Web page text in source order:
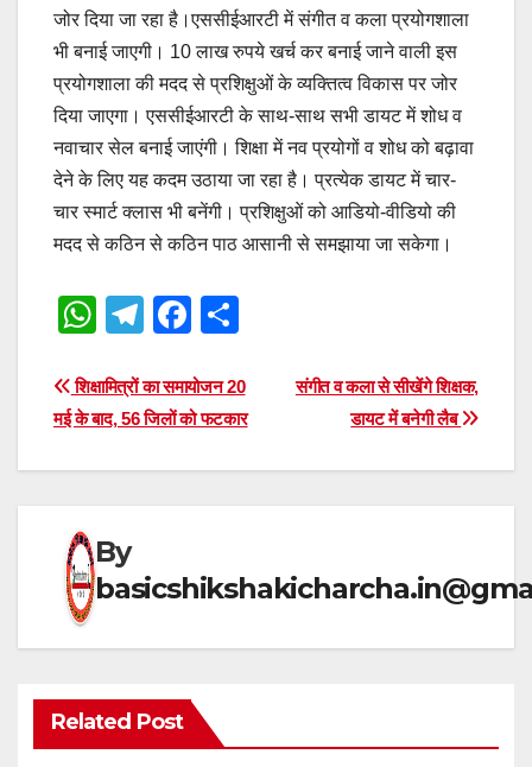
जोर दिया जा रहा है।एससीईआरटी में संगीत व कला प्रयोगशाला
भी बनाई जाएगी। 10 लाख रुपये खर्च कर बनाई जाने वाली इस
प्रयोगशाला की मदद से प्रशिक्षुओं के व्यक्तित्व विकास पर जोर
दिया जाएगा। एससीईआरटी के साथ-साथ सभी डायट में शोध व
नवाचार सेल बनाई जाएंगी। शिक्षा में नव प्रयोगों व शोध को बढ़ावा
देने के लिए यह कदम उठाया जा रहा है। प्रत्येक डायट में चार-
चार स्मार्ट क्लास भी बनेंगी। प्रशिक्षुओं को आडियो-वीडियो की
मदद से कठिन से कठिन पाठ आसानी से समझाया जा सकेगा।
W
at
s
A
p
T
e
gr
a
F
c
e
b
k
ar
e
Post
navigation
संगीत व कला से सीखेंगे शिक्षक,
डायट में बनेगी लैब
शिक्षामित्रों का समायोजन 20
मई के बाद, 56 जिलों को फटकार
By
Related Post